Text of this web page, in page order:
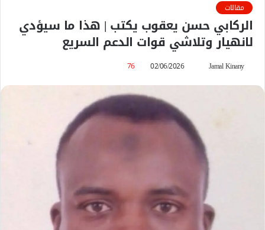
مقالات
الركابي حسن يعقوب يكتب | هذا ما سيؤدي
لانهيار وتلاشي قوات الدعم السريع
Jamal Kinany
ر
ي
02/06/2026
76